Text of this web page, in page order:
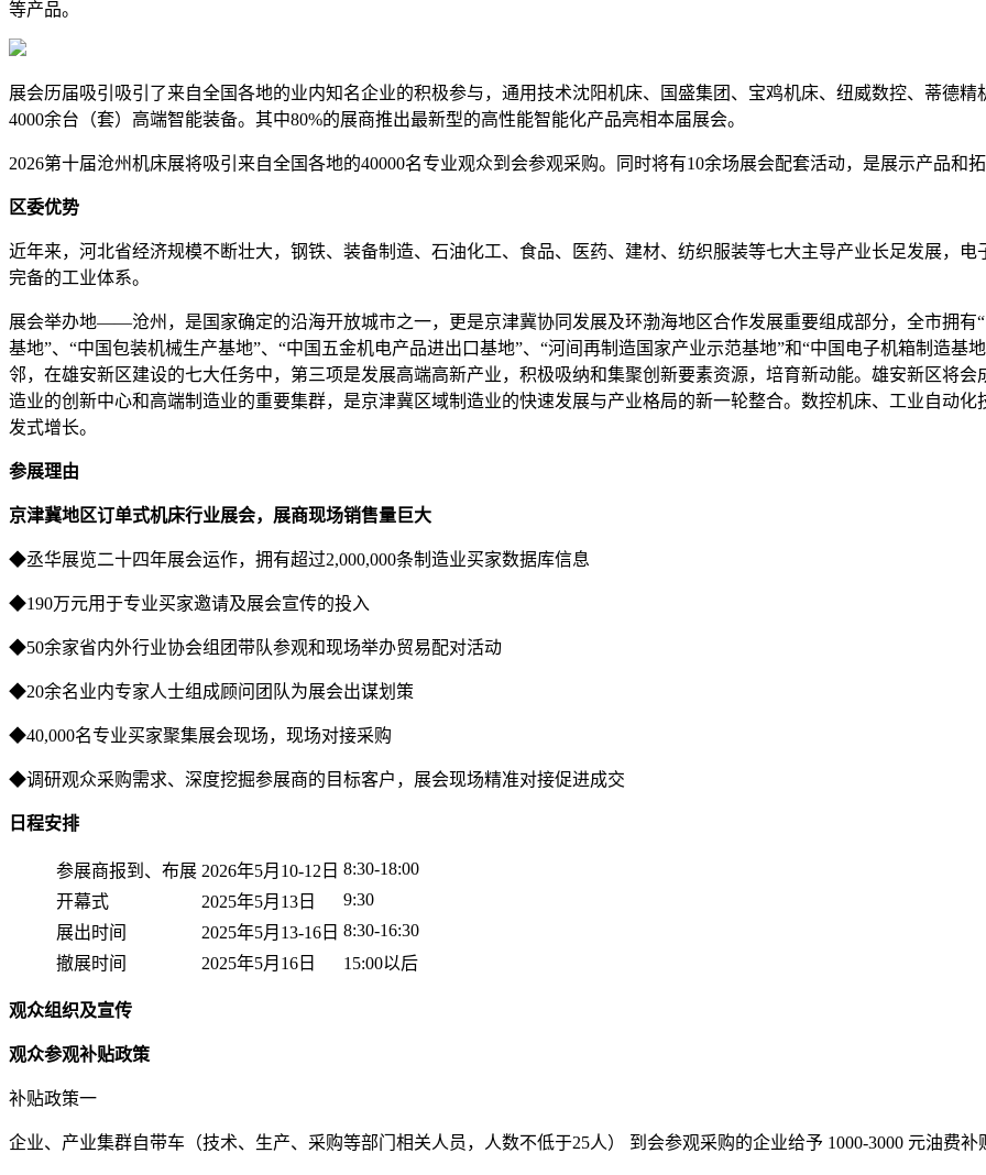
等产品。
展会历届吸引吸引了来自全国各地的业内知名企业的积极参与，通用技术沈阳机床、国盛集团、宝鸡机床、纽威数控、蒂德
4000余台（套）高端智能装备。其中80%的展商推出最新型的高性能智能化产品亮相本届展会。
2026第十届沧州机床展将吸引来自全国各地的40000名专业观众到会参观采购。同时将有10余场展会配套活动，是展示产品和
区委优势
近年来，河北省经济规模不断壮大，钢铁、装备制造、石油化工、食品、医药、建材、纺织服装等七大主导产业长足发展，
完备的工业体系。
展会举办地——沧州，是国家确定的沿海开放城市之一，更是京津冀协同发展及环渤海地区合作发展重要组成部分，全市拥有
基地”、“中国包装机械生产基地”、“中国五金机电产品进出口基地”、“河间再制造国家产业示范基地”和“中国电子机箱制造基
邻，在雄安新区建设的七大任务中，第三项是发展高端高新产业，积极吸纳和集聚创新要素资源，培育新动能。雄安新区将
造业的创新中心和高端制造业的重要集群，是京津冀区域制造业的快速发展与产业格局的新一轮整合。数控机床、工业自动
发式增长。
参展理由
京津冀地区订单式机床行业展会，展商现场销售量巨大
◆丞华展览二十四年展会运作，拥有超过2,000,000条制造业买家数据库信息
◆190万元用于专业买家邀请及展会宣传的投入
◆50余家省内外行业协会组团带队参观和现场举办贸易配对活动
◆20余名业内专家人士组成顾问团队为展会出谋划策
◆40,000名专业买家聚集展会现场，现场对接采购
◆调研观众采购需求、深度挖掘参展商的目标客户，展会现场精准对接促进成交
日程安排
参展商报到、布展 2026年5月10-12日 8:30-18:00
开幕式
2025年5月13日
9:30
展出时间
2025年5月13-16日 8:30-16:30
撤展时间
2025年5月16日 15:00以后
观众组织及宣传
观众参观补贴政策
补贴政策一
企业、产业集群自带车（技术、生产、采购等部门相关人员，人数不低于25人） 到会参观采购的企业给予 1000-3000 元油费补